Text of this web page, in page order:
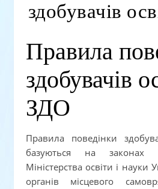
здобувачів
Правила
здобувачів
ЗДО
Правила поведінки
базуються на законах
Міністерства освіти і науки
органів місцевого